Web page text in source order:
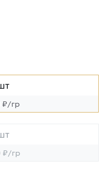
₽/гр
₽/гр